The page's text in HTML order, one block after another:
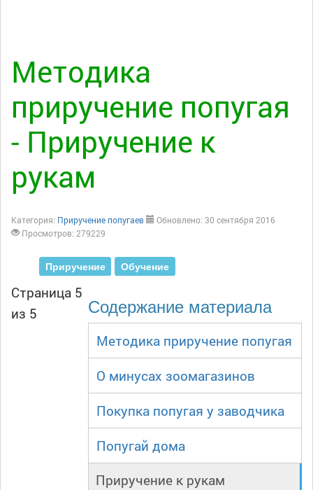
Методика
приручение попугая
- Приручение к
рукам
Категория: Приручение попугаев
Обновлено: 30 сентября 2016
Просмотров: 279229
Приручение Обучение
Содержание материала
Методика приручение попугая
О минусах зоомагазинов
Покупка попугая у заводчика
Попугай дома
Приручение к рукам
Страница 5
из 5